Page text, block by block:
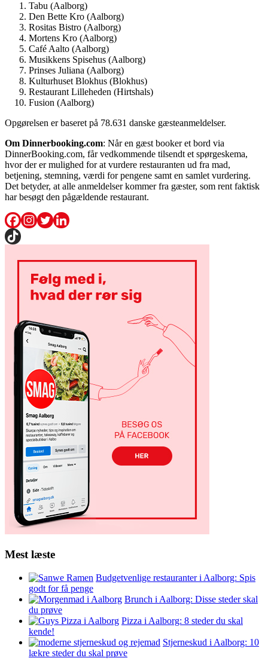
Tabu (Aalborg)
Den Bette Kro (Aalborg)
Rositas Bistro (Aalborg)
Mortens Kro (Aalborg)
Café Aalto (Aalborg)
Musikkens Spisehus (Aalborg)
Prinses Juliana (Aalborg)
Kulturhuset Blokhus (Blokhus)
Restaurant Lilleheden (Hirtshals)
Fusion (Aalborg)
Opgørelsen er baseret på 78.631 danske gæsteanmeldelser.
Om Dinnerbooking.com: Når en gæst booker et bord via
DinnerBooking.com, får vedkommende tilsendt et spørgeskema,
hvor der er mulighed for at vurdere restauranten ud fra mad,
betjening, stemning, værdi for pengene samt en samlet vurdering.
Det betyder, at alle anmeldelser kommer fra gæster, som rent faktisk
har besøgt den pågældende restaurant.
Mest læste
Budgetvenlige restauranter i Aalborg: Spis
godt for få penge
Brunch i Aalborg: Disse steder skal
du prøve
Pizza i Aalborg: 8 steder du skal
kende!
Stjerneskud i Aalborg: 10
lækre steder du skal prøve